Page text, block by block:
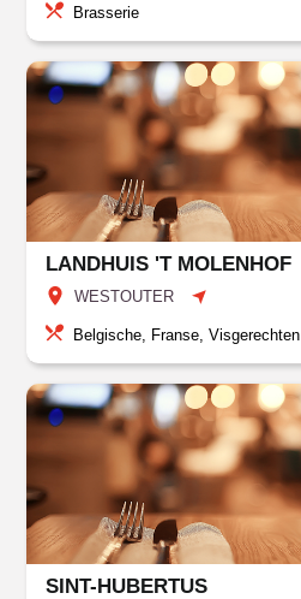
Brasserie
LANDHUIS 'T MOLENHOF
WESTOUTER
Belgische, Franse, Visgerechten
SINT-HUBERTUS